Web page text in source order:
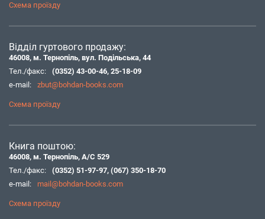
Схема проїзду
Відділ гуртового продажу:
46008, м. Тернопіль, вул. Подільська, 44
Тел./факс:
(0352) 43-00-46, 25-18-09
e-mail:
zbut@bohdan-books.com
Схема проїзду
Книга поштою:
46008, м. Тернопіль, А/С 529
Тел./факс:
(0352) 51-97-97, (067) 350-18-70
e-mail:
mail@bohdan-books.com
Схема проїзду